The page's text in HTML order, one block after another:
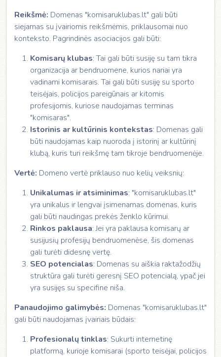
Reikšmė: Domenas "komisaruklubas.lt" gali būti
siejamas su įvairiomis reikšmėmis, priklausomai nuo
konteksto. Pagrindinės asociacijos gali būti:
Komisarų klubas: Tai gali būti susiję su tam tikra
organizacija ar bendruomene, kurios nariai yra
vadinami komisarais. Tai gali būti susiję su sporto
teisėjais, policijos pareigūnais ar kitomis
profesijomis, kuriose naudojamas terminas
"komisaras".
Istorinis ar kultūrinis kontekstas: Domenas gali
būti naudojamas kaip nuoroda į istorinį ar kultūrinį
klubą, kuris turi reikšmę tam tikroje bendruomenėje.
Vertė: Domeno vertė priklauso nuo kelių veiksnių:
Unikalumas ir atsiminimas: "komisaruklubas.lt"
yra unikalus ir lengvai įsimenamas domenas, kuris
gali būti naudingas prekės ženklo kūrimui.
Rinkos paklausa: Jei yra paklausa komisarų ar
susijusių profesijų bendruomenėse, šis domenas
gali turėti didesnę vertę.
SEO potencialas: Domenas su aiškia raktažodžių
struktūra gali turėti geresnį SEO potencialą, ypač jei
yra susijęs su specifine niša.
Panaudojimo galimybės: Domenas "komisaruklubas.lt"
gali būti naudojamas įvairiais būdais:
Profesionalų tinklas: Sukurti internetinę
platformą, kurioje komisarai (sporto teisėjai, policijos